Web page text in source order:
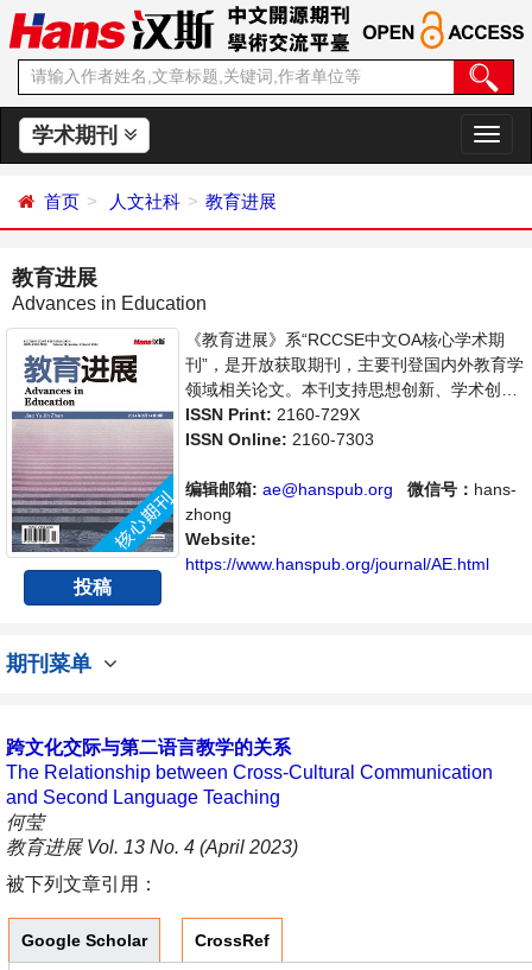
学术期刊
切
换
首页 人文社科 教育进展
教育进展
Advances in Education
投稿
《教育进展》系“RCCSE中文OA核心学术期
刊”，是开放获取期刊，主要刊登国内外教育学
领域相关论文。本刊支持思想创新、学术创
新，倡导科学，繁荣学术，集学术性、思想性
为一体，旨在给世界范围内的科学家、学者、
域内不同方向问题与发展的交流平台。
ISSN Print: 2160-729X
ISSN Online: 2160-7303
编辑邮箱: ae@hanspub.org 微信号： hans-
zhong
Website:
https://www.hanspub.org/journal/AE.html
期刊菜单
跨文化交际与第二语言教学的关系
The Relationship between Cross-Cultural Communication
and Second Language Teaching
何莹
教育进展 Vol. 13 No. 4 (April 2023)
被下列文章引用：
Google Scholar CrossRef